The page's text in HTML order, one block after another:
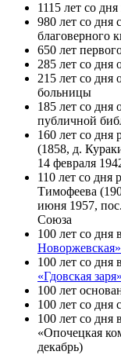
1115 лет со
980 лет со дня
благоверного
650 лет
285 лет со дня
215 лет со дня
больницы
185 лет со дня
публичной
160 лет со дня
(1858, д.
14 февраля
110 лет со
Тимофеева
июня 1957,
Союза
100 лет со дня
Новоржевская»
100 лет со дня
«Гдовская заря»
100 лет
100 лет со дня
100 лет со дня
«Опочецкая
декабрь)